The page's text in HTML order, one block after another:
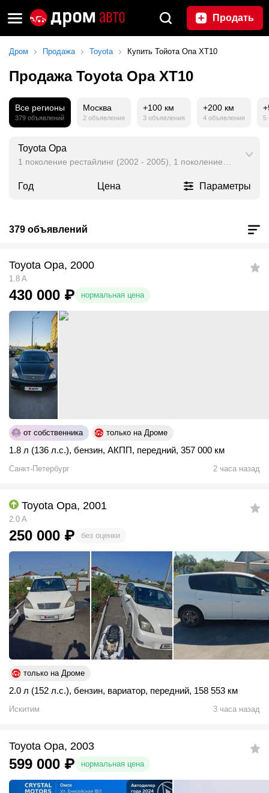
Продать
Дром Продажа Toyota Купить Тойота Опа XT10
Продажа Toyota Opa XT10
Все регионы
379 объявлений
Москва
2 объявления
+100 км
3 объявления
+200 км
4 объявления 5
Toyota Opa
1 поколение рестайлинг (2002 - 2005), 1 поколение (2000 -
Год Цена Параметры
379 объявлений
Toyota Opa, 2000
1.8 A
430 000 ₽ нормальная цена
от собственника только на Дроме
1.8 л (136 л.с.), бензин, АКПП, передний, 357 000 км
Санкт-Петербург 2 часа назад
Toyota Opa, 2001
2.0 A
250 000 ₽ без оценки
только на Дроме
2.0 л (152 л.с.), бензин, вариатор, передний, 158 553 км
Искитим 3 часа назад
Toyota Opa, 2003
599 000 ₽ нормальная цена